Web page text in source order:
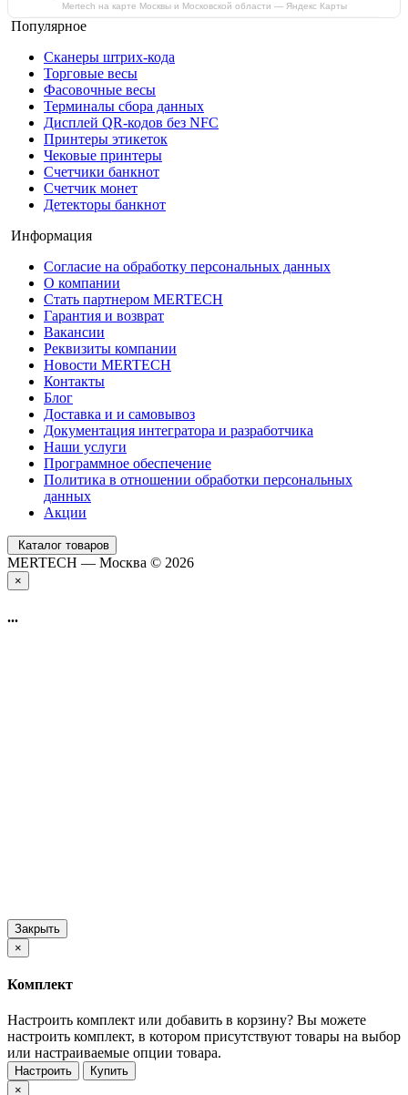
Mertech на карте Москвы и Московской области — Яндекс Карты
Популярное
Сканеры штрих-кода
Торговые весы
Фасовочные весы
Терминалы сбора данных
Дисплей QR-кодов без NFC
Принтеры этикеток
Чековые принтеры
Счетчики банкнот
Счетчик монет
Детекторы банкнот
Информация
Согласие на обработку персональных данных
О компании
Стать партнером MERTECH
Гарантия и возврат
Вакансии
Реквизиты компании
Новости MERTECH
Контакты
Блог
Доставка и и самовывоз
Документация интегратора и разработчика
Наши услуги
Программное обеспечение
Политика в отношении обработки персональных
данных
Акции
Каталог товаров
MERTECH — Москва © 2026
×
...
Закрыть
×
Комплект
Настроить комплект или добавить в корзину? Вы можете
настроить комплект, в котором присутствуют товары на выбор
или настраиваемые опции товара.
Настроить
Купить
×